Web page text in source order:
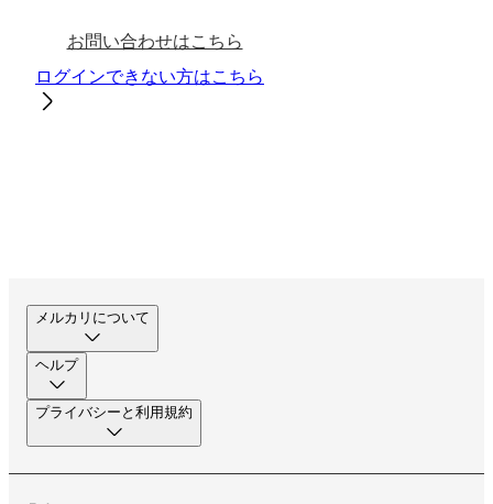
お問い合わせはこちら
ログインできない方はこちら
メルカリについて
ヘルプ
プライバシーと利用規約